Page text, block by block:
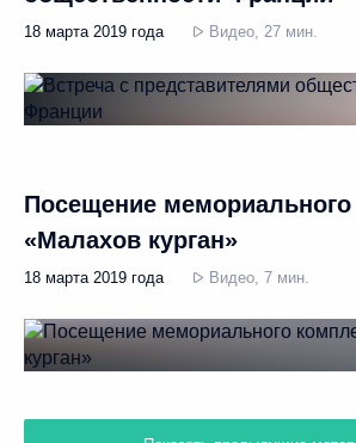
18 марта 2019 года Видео, 27 мин.
Посещение мемориального
«Малахов курган»
18 марта 2019 года Видео, 7 мин.